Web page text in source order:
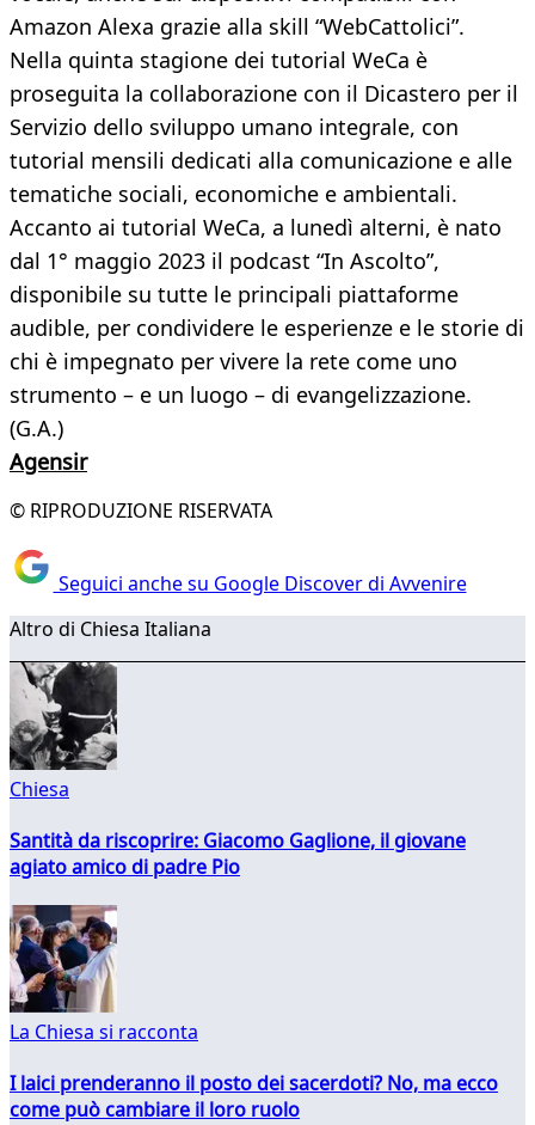
Amazon Alexa grazie alla skill “WebCattolici”.
Nella quinta stagione dei tutorial WeCa è
proseguita la collaborazione con il Dicastero per il
Servizio dello sviluppo umano integrale, con
tutorial mensili dedicati alla comunicazione e alle
tematiche sociali, economiche e ambientali.
Accanto ai tutorial WeCa, a lunedì alterni, è nato
dal 1° maggio 2023 il podcast “In Ascolto”,
disponibile su tutte le principali piattaforme
audible, per condividere le esperienze e le storie di
chi è impegnato per vivere la rete come uno
strumento – e un luogo – di evangelizzazione.
(G.A.)
Agensir
© RIPRODUZIONE RISERVATA
Seguici anche su Google Discover di Avvenire
Altro di Chiesa Italiana
Chiesa
Santità da riscoprire: Giacomo Gaglione, il giovane
agiato amico di padre Pio
La Chiesa si racconta
I laici prenderanno il posto dei sacerdoti? No, ma ecco
come può cambiare il loro ruolo